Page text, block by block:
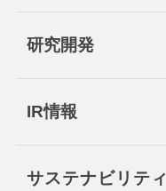
研究開発
IR情報
サステナビリティ